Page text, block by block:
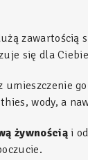
zawartością
się dla
wody, a
żywnościąi